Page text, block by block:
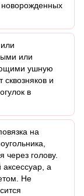
или
ушную
и
в
на
через голову.
а
Не